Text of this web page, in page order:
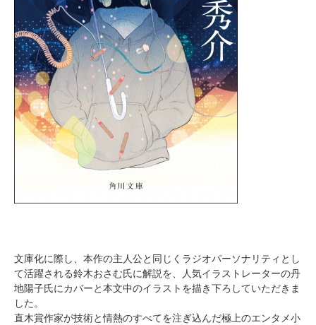
文庫化に際し、本作の主人公と同じくラジオパーソナリティとし
て活躍される鈴木おさむ氏に解説を、人気イラストレーターの丹
地陽子氏にカバーと本文中のイラストを描き下ろしていただきま
した。
直木賞作家が技術と情熱のすべてを注ぎ込んだ極上のエンタメ小